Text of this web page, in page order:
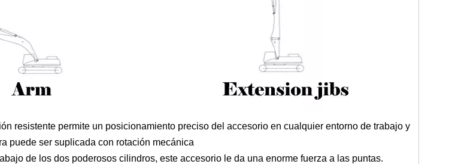
resistente permite un posicionamiento preciso del accesorio en cualquier entorno de trabajo y
puede ser suplicada con rotación mecánica
de los dos poderosos cilindros, este accesorio le da una enorme fuerza a las puntas.